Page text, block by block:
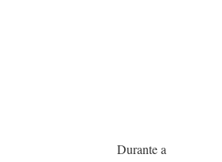
Durante a